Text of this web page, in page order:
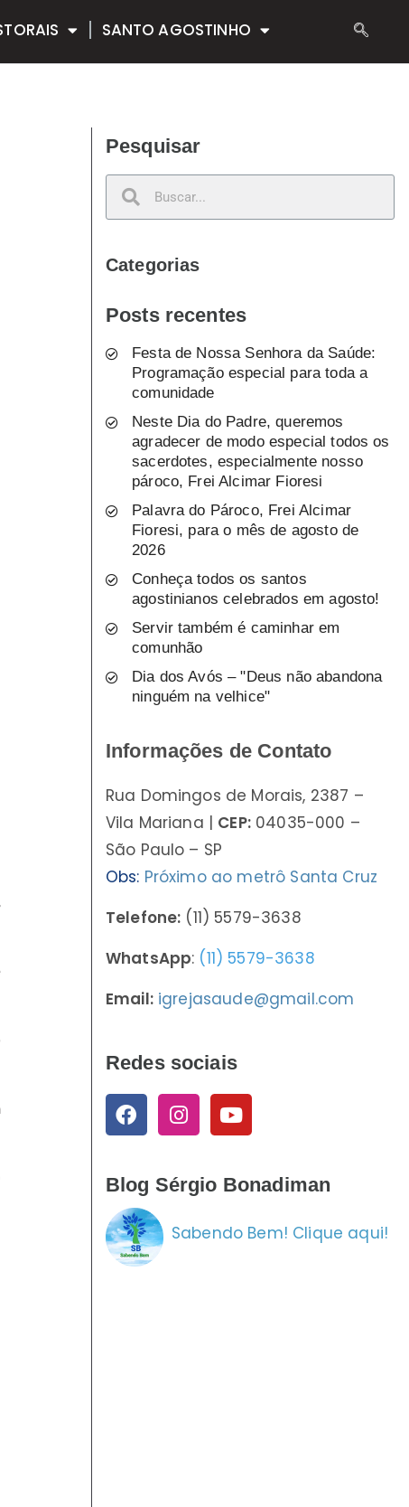
SANTO AGOSTINHO
Pesquisar
Categorias
Posts recentes
Festa de Nossa Senhora da Saúde:
Programação especial para toda a
comunidade
Neste Dia do Padre, queremos
agradecer de modo especial todos os
sacerdotes, especialmente nosso
pároco, Frei Alcimar Fioresi
Palavra do Pároco, Frei Alcimar
Fioresi, para o mês de agosto de
2026
Conheça todos os santos
agostinianos celebrados em agosto!
Servir também é caminhar em
comunhão
Dia dos Avós – "Deus não abandona
ninguém na velhice"
Informações de Contato
Rua Domingos de Morais, 2387 –
Vila Mariana | CEP:04035-000 –
São Paulo – SP
Obs: Próximo ao metrô Santa Cruz
Telefone: (11) 5579-3638
WhatsApp: (11) 5579-3638
Email: igrejasaude@gmail.com
Redes sociais
Blog Sérgio Bonadiman
Sabendo Bem! Clique aqui!